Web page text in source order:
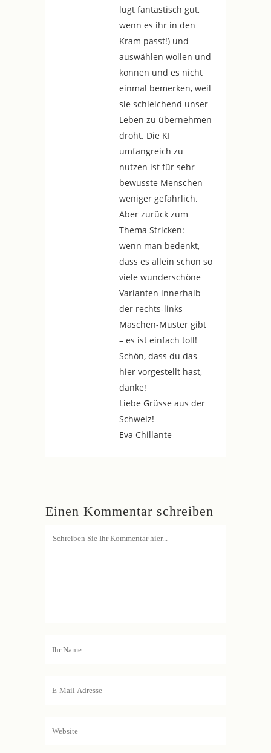
lügt fantastisch gut,
wenn es ihr in den
Kram passt!) und
auswählen wollen und
können und es nicht
einmal bemerken, weil
sie schleichend unser
Leben zu übernehmen
droht. Die KI
umfangreich zu
nutzen ist für sehr
bewusste Menschen
weniger gefährlich.
Aber zurück zum
Thema Stricken:
wenn man bedenkt,
dass es allein schon so
viele wunderschöne
Varianten innerhalb
der rechts-links
Maschen-Muster gibt
– es ist einfach toll!
Schön, dass du das
hier vorgestellt hast,
danke!
Liebe Grüsse aus der
Schweiz!
Eva Chillante
Einen Kommentar schreiben